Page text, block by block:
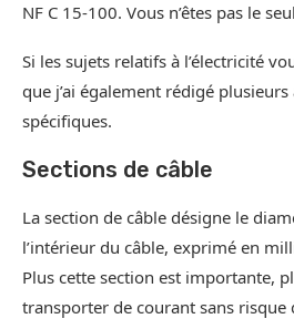
NF C 15-100. Vous n’êtes pas le
Si les sujets relatifs à l’électricité
que j’ai également rédigé
spécifiques.
Sections de câble
La section de câble désigne le
l’intérieur du câble, exprimé en
Plus cette section est importante,
transporter de courant sans risque